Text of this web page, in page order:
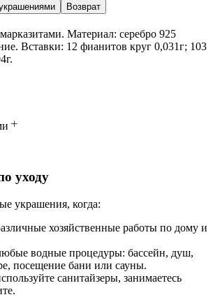
Возврат
Материал: серебро 925
Вставки: 12 фианитов круг 0,031г; 103
уходу
украшения, когда:
хозяйственные работы по дому и
водные процедуры: бассейн, душ,
посещение бани или сауны.
санитайзеры, занимаетесь